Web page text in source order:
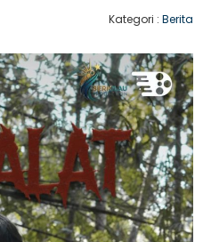
Kategori : Berita